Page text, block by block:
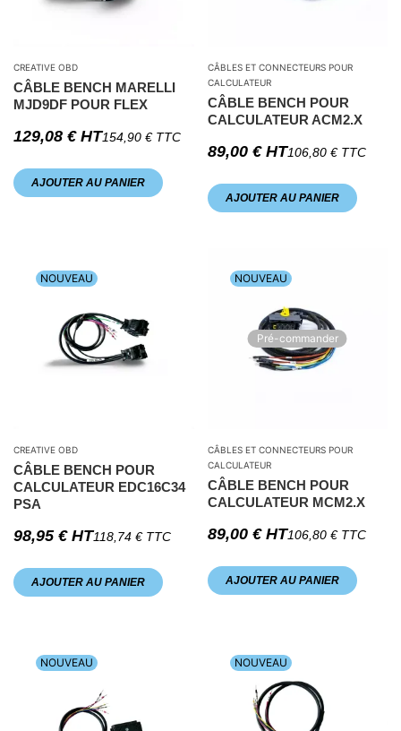
CREATIVE OBD
CÂBLE BENCH MARELLI
MJD9DF POUR FLEX
129,08 €HT154,90 €TTC
AJOUTER AU PANIER
CÂBLES ET CONNECTEURS POUR
CALCULATEUR
CÂBLE BENCH POUR
CALCULATEUR ACM2.X
89,00 €HT106,80 €TTC
AJOUTER AU PANIER
NOUVEAU
CREATIVE OBD
CÂBLE BENCH POUR
CALCULATEUR EDC16C34
PSA
98,95 €HT118,74 €TTC
AJOUTER AU PANIER
NOUVEAU
Pré-commander
CÂBLES ET CONNECTEURS POUR
CALCULATEUR
CÂBLE BENCH POUR
CALCULATEUR MCM2.X
89,00 €HT106,80 €TTC
AJOUTER AU PANIER
NOUVEAU NOUVEAU